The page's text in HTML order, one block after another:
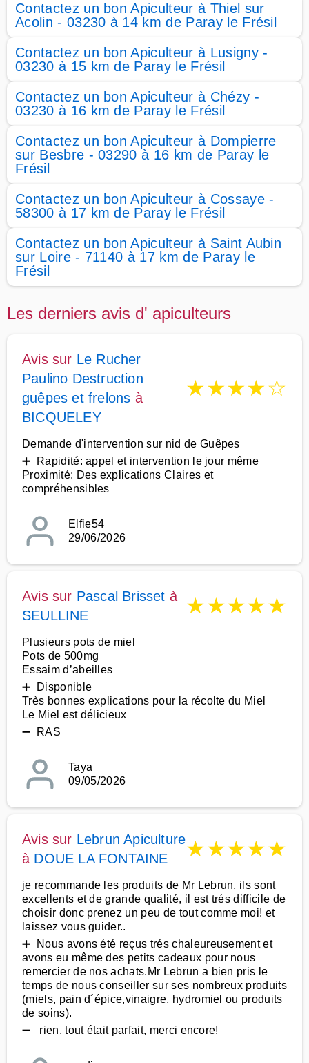
Contactez un bon Apiculteur à Thiel sur
Acolin - 03230 à 14 km de Paray le Frésil
Contactez un bon Apiculteur à Lusigny -
03230 à 15 km de Paray le Frésil
Contactez un bon Apiculteur à Chézy -
03230 à 16 km de Paray le Frésil
Contactez un bon Apiculteur à Dompierre
sur Besbre - 03290 à 16 km de Paray le
Frésil
Contactez un bon Apiculteur à Cossaye -
58300 à 17 km de Paray le Frésil
Contactez un bon Apiculteur à Saint Aubin
sur Loire - 71140 à 17 km de Paray le
Frésil
Les derniers avis d' apiculteurs
Avis sur Le Rucher
Paulino Destruction
guêpes et frelons à
BICQUELEY
★★★★☆
Demande d'intervention sur nid de Guêpes
➕ Rapidité: appel et intervention le jour même
Proximité: Des explications Claires et
compréhensibles
Elfie54
29/06/2026
Avis sur Pascal Brisset à
SEULLINE
★★★★★
Plusieurs pots de miel
Pots de 500mg
Essaim d’abeilles
➕ Disponible
Très bonnes explications pour la récolte du Miel
Le Miel est délicieux
➖ RAS
Taya
09/05/2026
Avis sur Lebrun Apiculture
à DOUE LA FONTAINE ★★★★★
je recommande les produits de Mr Lebrun, ils sont
excellents et de grande qualité, il est trés difficile de
choisir donc prenez un peu de tout comme moi! et
laissez vous guider..
➕ Nous avons été reçus trés chaleureusement et
avons eu même des petits cadeaux pour nous
remercier de nos achats.Mr Lebrun a bien pris le
temps de nous conseiller sur ses nombreux produits
(miels, pain d´épice,vinaigre, hydromiel ou produits
de soins).
➖ rien, tout était parfait, merci encore!